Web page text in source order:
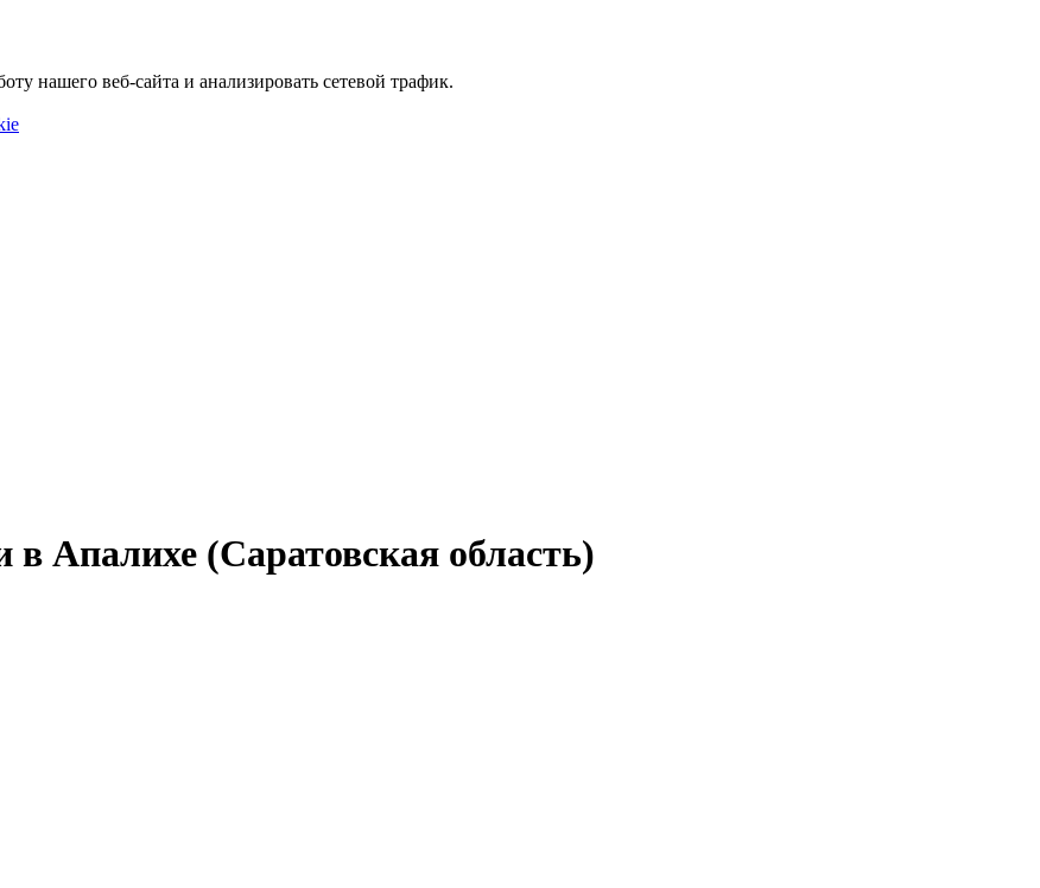
нашего веб-сайта и анализировать сетевой трафик.
в Апалихе (Саратовская область)